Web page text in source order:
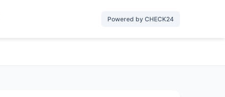
Powered by CHECK24